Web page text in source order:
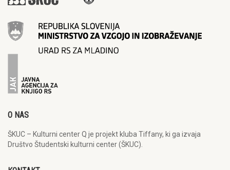
O NAS
ŠKUC – Kulturni center Q je projekt kluba Tiffany, ki ga izvaja
Društvo Študentski kulturni center (ŠKUC).